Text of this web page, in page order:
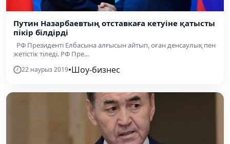
Путин Назарбаевтың отставкаға кетуіне қатысты
пікір білдірді
РФ Президенті Елбасына алғысын айтып, оған денсаулық пен
жетістік тіледі. РФ Пре...
22 наурыз 2019•Шоу-бизнес